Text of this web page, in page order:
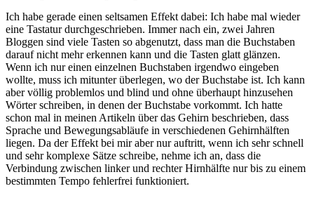
Ich habe gerade einen seltsamen Effekt dabei: Ich habe mal wieder
eine Tastatur durchgeschrieben. Immer nach ein, zwei Jahren
Bloggen sind viele Tasten so abgenutzt, dass man die Buchstaben
darauf nicht mehr erkennen kann und die Tasten glatt glänzen.
Wenn ich nur einen einzelnen Buchstaben irgendwo eingeben
wollte, muss ich mitunter überlegen, wo der Buchstabe ist. Ich kann
aber völlig problemlos und blind und ohne überhaupt hinzusehen
Wörter schreiben, in denen der Buchstabe vorkommt. Ich hatte
schon mal in meinen Artikeln über das Gehirn beschrieben, dass
Sprache und Bewegungsabläufe in verschiedenen Gehirnhälften
liegen. Da der Effekt bei mir aber nur auftritt, wenn ich sehr schnell
und sehr komplexe Sätze schreibe, nehme ich an, dass die
Verbindung zwischen linker und rechter Hirnhälfte nur bis zu einem
bestimmten Tempo fehlerfrei funktioniert.